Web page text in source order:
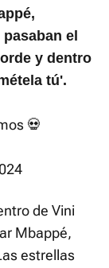
el
y dentro
tú'.
💀
de Vini
Mbappé,
estrellas